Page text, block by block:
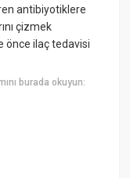
antibiyotiklere
çizmek
önce ilaç tedavisi
burada okuyun: